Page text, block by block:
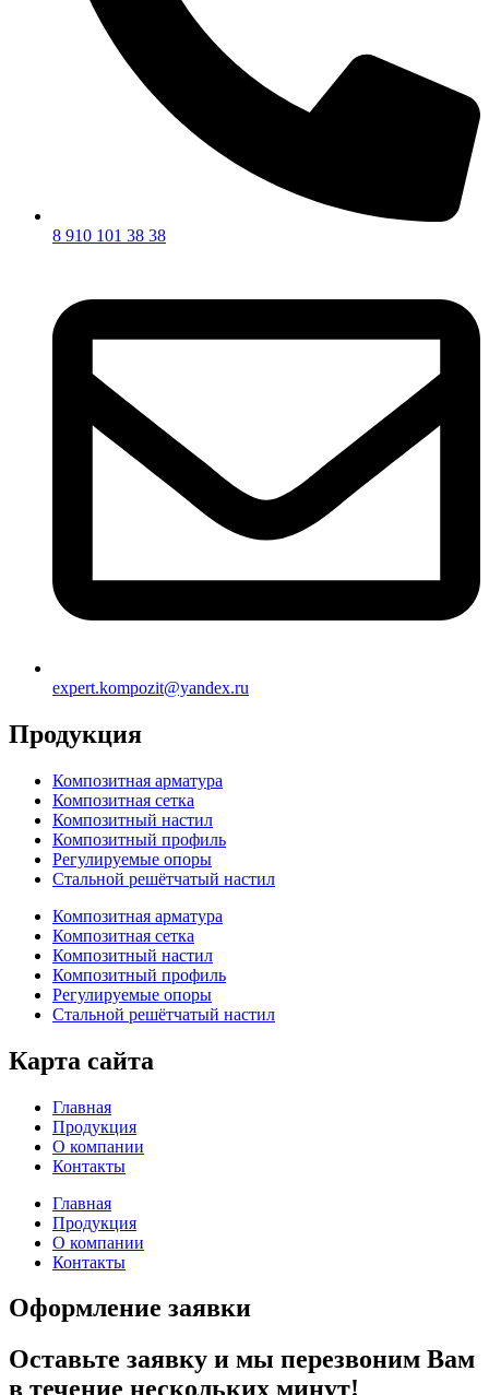
8 910 101 38 38
expert.kompozit@yandex.ru
Продукция
Композитная арматура
Композитная сетка
Композитный настил
Композитный профиль
Регулируемые опоры
Стальной решётчатый настил
Композитная арматура
Композитная сетка
Композитный настил
Композитный профиль
Регулируемые опоры
Стальной решётчатый настил
Карта сайта
Главная
Продукция
О компании
Контакты
Главная
Продукция
О компании
Контакты
Оформление заявки
Оставьте заявку и мы перезвоним Вам
в течение нескольких минут!